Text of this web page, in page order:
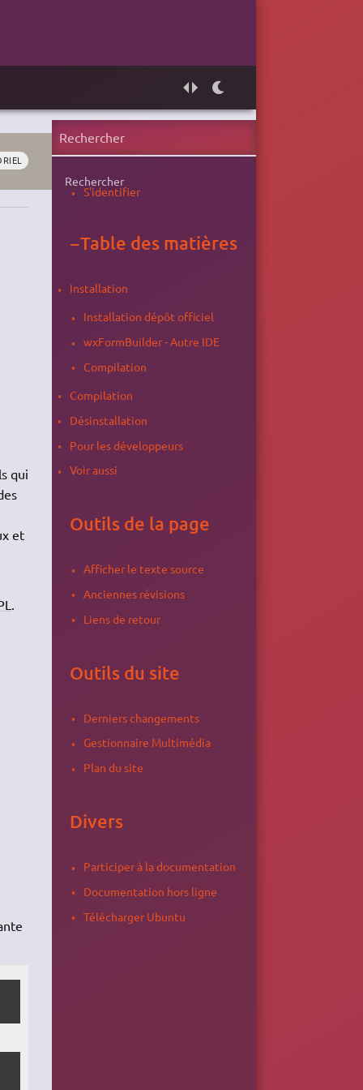
qui
et
.
Rechercher
S'identifier
−Table des matières
Installation
Installation dépôt officiel
wxFormBuilder - Autre IDE
Compilation
Compilation
Désinstallation
Pour les développeurs
Voir aussi
Outils de la page
Afficher le texte source
Anciennes révisions
Liens de retour
Outils du site
Derniers changements
Gestionnaire Multimédia
Plan du site
Divers
Participer à la documentation
Documentation hors ligne
Télécharger Ubuntu